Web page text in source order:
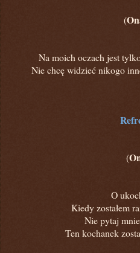
(
Na moich oczach jest
Nie chcę widzieć nikogo
(
O
Kiedy zostałem
Nie pytaj
Ten kochanek